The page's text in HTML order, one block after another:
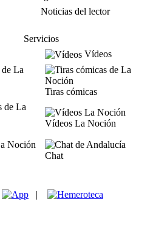
Noticias del lector
Servicios
Vídeos
Tiras cómicas
Vídeos La Noción
Chat
|